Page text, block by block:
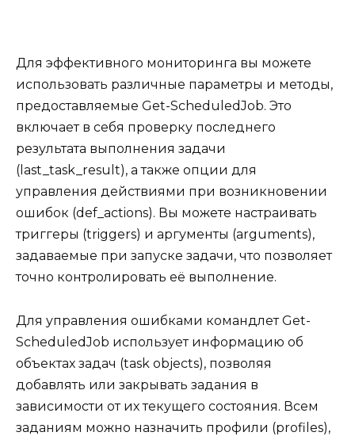
Для эффективного мониторинга вы можете
использовать различные параметры и методы,
предоставляемые Get-ScheduledJob. Это
включает в себя проверку последнего
результата выполнения задачи
(last_task_result), а также опции для
управления действиями при возникновении
ошибок (def_actions). Вы можете настраивать
триггеры (triggers) и аргументы (arguments),
задаваемые при запуске задачи, что позволяет
точно контролировать её выполнение.
Для управления ошибками командлет Get-
ScheduledJob использует информацию об
объектах задач (task objects), позволяя
добавлять или закрывать задания в
зависимости от их текущего состояния. Всем
заданиям можно назначить профили (profiles),